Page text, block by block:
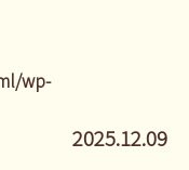
wp-
2025.12.09